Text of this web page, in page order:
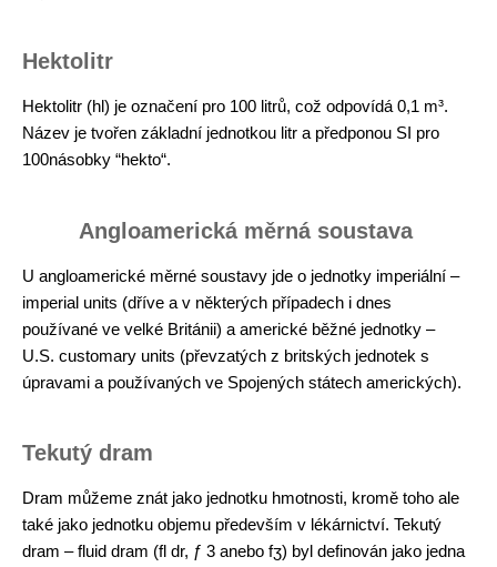
Hektolitr
Hektolitr (hl) je označení pro 100 litrů, což odpovídá 0,1 m³.
Název je tvořen základní jednotkou litr a předponou SI pro
100násobky “hekto“.
Angloamerická měrná soustava
U angloamerické měrné soustavy jde o jednotky imperiální –
imperial units (dříve a v některých případech i dnes
používané ve velké Británii) a americké běžné jednotky –
U.S. customary units (převzatých z britských jednotek s
úpravami a používaných ve Spojených státech amerických).
Tekutý dram
Dram můžeme znát jako jednotku hmotnosti, kromě toho ale
také jako jednotku objemu především v lékárnictví. Tekutý
dram – fluid dram (fl dr, ƒ 3 anebo fʒ) byl definován jako jedna